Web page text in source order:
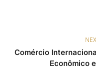
Comércio
Econômico